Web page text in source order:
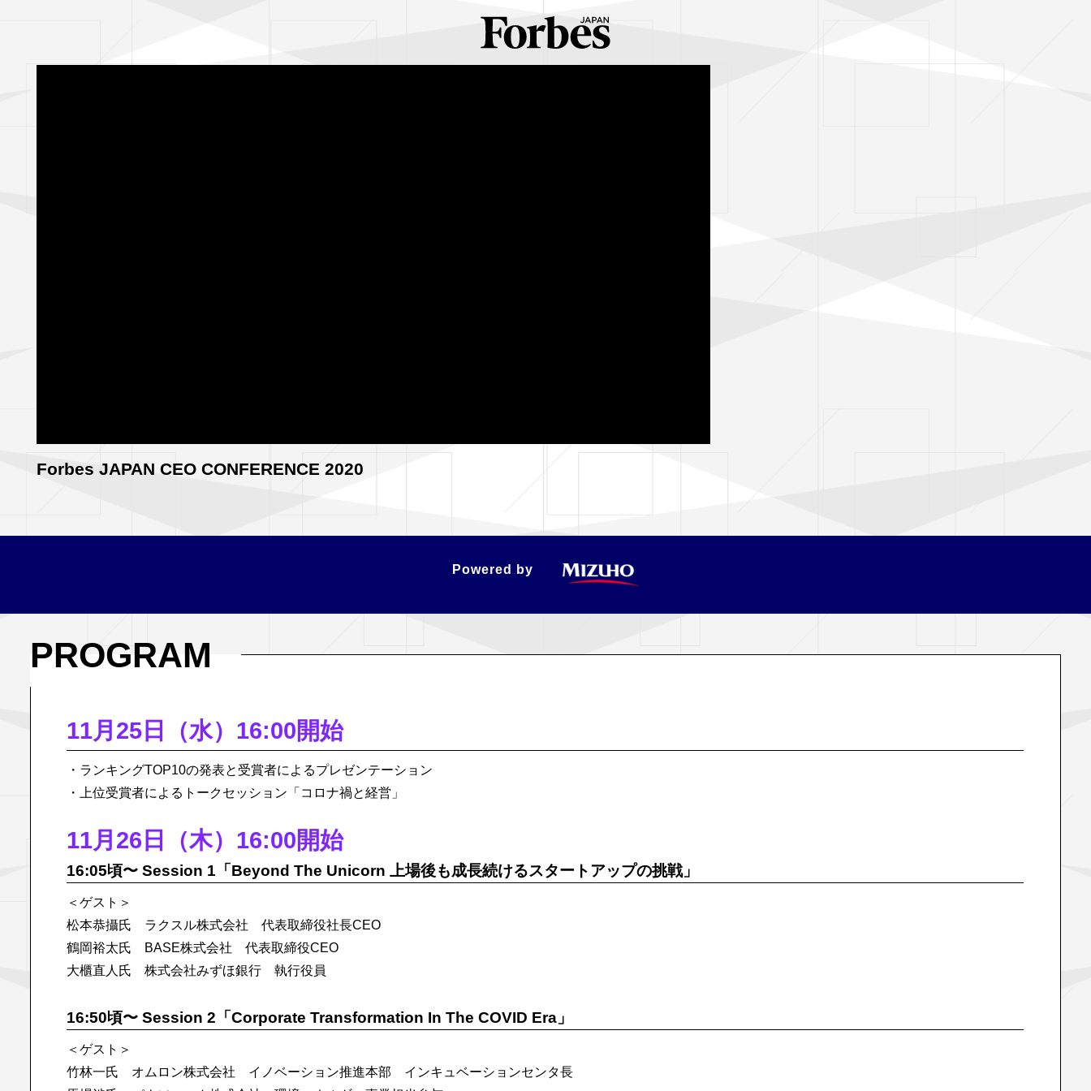
Forbes JAPAN CEO CONFERENCE 2020
Powered by
PROGRAM
11月25日（水）16:00開始
・ランキングTOP10の発表と受賞者によるプレゼンテーション
・上位受賞者によるトークセッション「コロナ禍と経営」
11月26日（木）16:00開始
16:05頃〜 Session 1「Beyond The Unicorn 上場後も成長続けるスタートアップの挑戦」
＜ゲスト＞
松本恭攝氏 ラクスル株式会社 代表取締役社長CEO
鶴岡裕太氏 BASE株式会社 代表取締役CEO
大櫃直人氏 株式会社みずほ銀行 執行役員
16:50頃〜 Session 2「Corporate Transformation In The COVID Era」
＜ゲスト＞
竹林一氏 オムロン株式会社 イノベーション推進本部 インキュベーションセンタ長